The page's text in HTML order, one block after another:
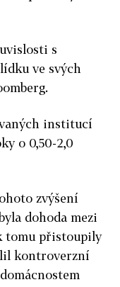
s
ve svých
institucí
o 0,50-2,0
zvýšení
dohoda mezi
tomu přistoupily
kontroverzní